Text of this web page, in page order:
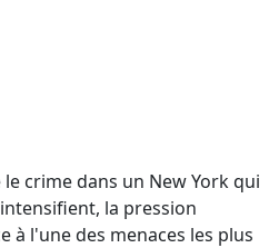
crime dans un New York qui
la pression
l'une des menaces les plus